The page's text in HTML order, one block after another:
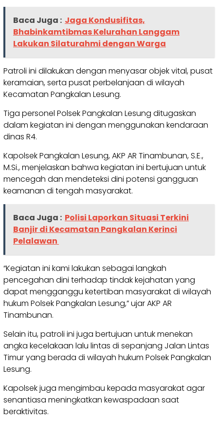
Baca Juga : Jaga Kondusifitas,
Bhabinkamtibmas Kelurahan Langgam
Lakukan Silaturahmi dengan Warga
Patroli ini dilakukan dengan menyasar objek vital, pusat
keramaian, serta pusat perbelanjaan di wilayah
Kecamatan Pangkalan Lesung.
Tiga personel Polsek Pangkalan Lesung ditugaskan
dalam kegiatan ini dengan menggunakan kendaraan
dinas R4.
Kapolsek Pangkalan Lesung, AKP AR Tinambunan, S.E.,
M.Si., menjelaskan bahwa kegiatan ini bertujuan untuk
mencegah dan mendeteksi dini potensi gangguan
keamanan di tengah masyarakat.
Baca Juga : Polisi Laporkan Situasi Terkini
Banjir di Kecamatan Pangkalan Kerinci
Pelalawan
“Kegiatan ini kami lakukan sebagai langkah
pencegahan dini terhadap tindak kejahatan yang
dapat mengganggu ketertiban masyarakat di wilayah
hukum Polsek Pangkalan Lesung,” ujar AKP AR
Tinambunan.
Selain itu, patroli ini juga bertujuan untuk menekan
angka kecelakaan lalu lintas di sepanjang Jalan Lintas
Timur yang berada di wilayah hukum Polsek Pangkalan
Lesung.
Kapolsek juga mengimbau kepada masyarakat agar
senantiasa meningkatkan kewaspadaan saat
beraktivitas.